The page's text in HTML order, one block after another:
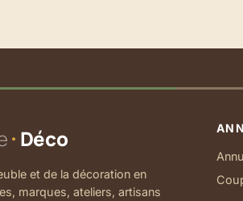
Déco
et de la décoration en
marques, ateliers, artisans